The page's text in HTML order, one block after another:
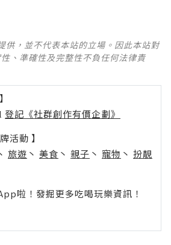
供，並不代表本站的立場。因此本站對
、準確性及完整性不負任何法律責
登記《社群創作有價企劃》
活動 】
旅遊 丶 美食 丶 親子 丶 寵物 丶 扮靚
啦！發掘更多吃喝玩樂資訊！